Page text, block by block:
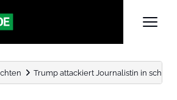
Trump attackiert Journalistin in